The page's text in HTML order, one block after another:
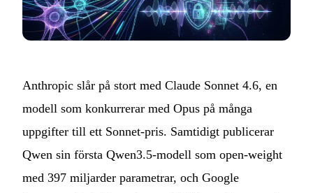
Anthropic slår på stort med Claude Sonnet 4.6, en
modell som konkurrerar med Opus på många
uppgifter till ett Sonnet-pris. Samtidigt publicerar
Qwen sin första Qwen3.5-modell som open-weight
med 397 miljarder parametrar, och Google